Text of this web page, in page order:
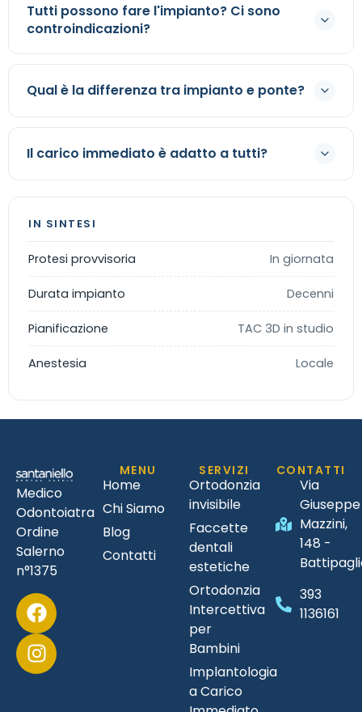
Tutti possono fare l'impianto? Ci sono
controindicazioni?
Qual è la differenza tra impianto e ponte?
Il carico immediato è adatto a tutti?
IN SINTESI
Protesi provvisoria In giornata
Durata impianto Decenni
Pianificazione TAC 3D in studio
Anestesia Locale
Medico
Odontoiatra
Ordine
Salerno
n°1375
MENU
Home
Chi Siamo
Blog
Contatti
SERVIZI
Ortodonzia
invisibile
Faccette
dentali
estetiche
Ortodonzia
Intercettiva
per
Bambini
Implantologia
a Carico
CONTATTI
Via
Giuseppe
Mazzini,
148 -
393
1136161